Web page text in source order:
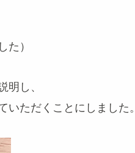
た）
明し、
ただくことにしました。